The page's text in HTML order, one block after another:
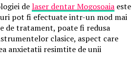
delaser dentar Mogosoaia este
pot fi efectuate intr-un mod mai
de tratament, poate fi redusa
clasice, aspect care
anxietatii resimtite de unii